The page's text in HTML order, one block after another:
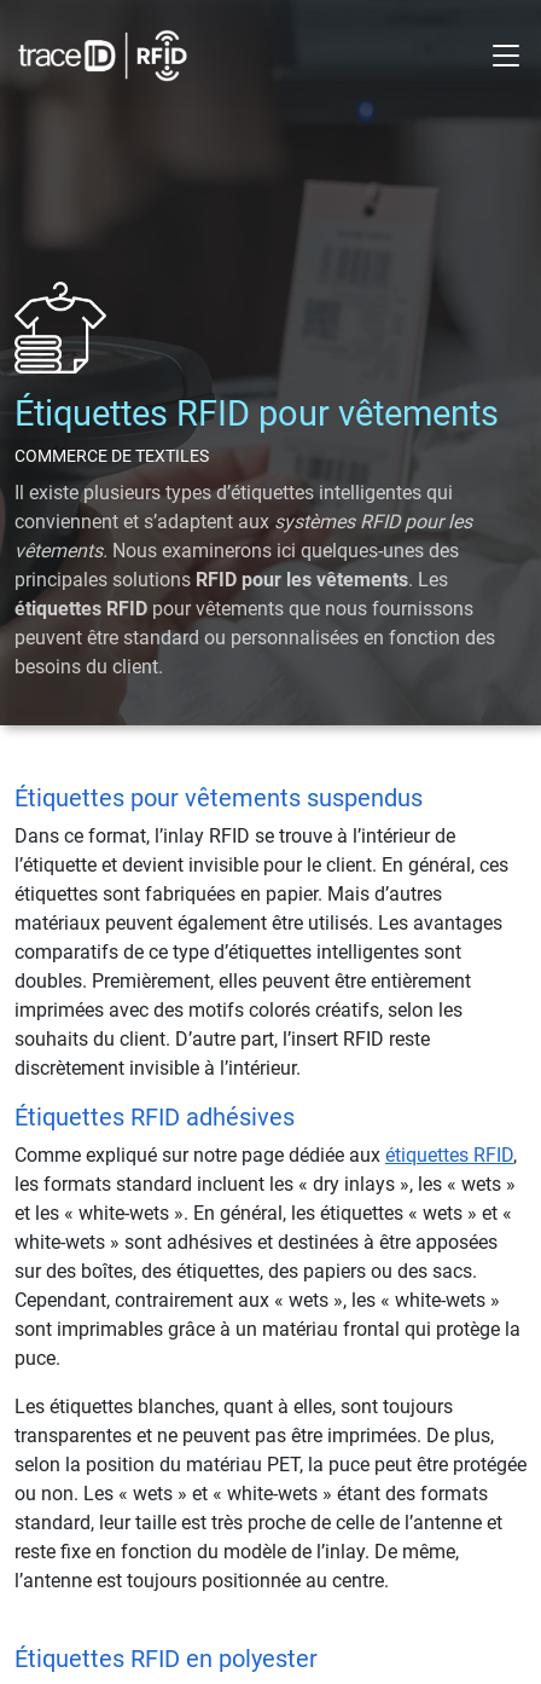
Étiquettes RFID pour vêtements
COMMERCE DE TEXTILES
Il existe plusieurs types d’étiquettes intelligentes qui
conviennent et s’adaptent aux systèmes RFID pour les
vêtements. Nous examinerons ici quelques-unes des
principales solutions RFID pour les vêtements. Les
étiquettes RFID pour vêtements que nous fournissons
peuvent être standard ou personnalisées en fonction des
besoins du client.
Étiquettes pour vêtements suspendus
Dans ce format, l’inlay RFID se trouve à l’intérieur de
l’étiquette et devient invisible pour le client. En général, ces
étiquettes sont fabriquées en papier. Mais d’autres
matériaux peuvent également être utilisés. Les avantages
comparatifs de ce type d’étiquettes intelligentes sont
doubles. Premièrement, elles peuvent être entièrement
imprimées avec des motifs colorés créatifs, selon les
souhaits du client. D’autre part, l’insert RFID reste
discrètement invisible à l’intérieur.
Étiquettes RFID adhésives
Comme expliqué sur notre page dédiée aux étiquettes RFID,
les formats standard incluent les « dry inlays », les « wets »
et les « white-wets ». En général, les étiquettes « wets » et «
white-wets » sont adhésives et destinées à être apposées
sur des boîtes, des étiquettes, des papiers ou des sacs.
Cependant, contrairement aux « wets », les « white-wets »
sont imprimables grâce à un matériau frontal qui protège la
puce.
Les étiquettes blanches, quant à elles, sont toujours
transparentes et ne peuvent pas être imprimées. De plus,
selon la position du matériau PET, la puce peut être protégée
ou non. Les « wets » et « white-wets » étant des formats
standard, leur taille est très proche de celle de l’antenne et
reste fixe en fonction du modèle de l’inlay. De même,
l’antenne est toujours positionnée au centre.
Étiquettes RFID en polyester